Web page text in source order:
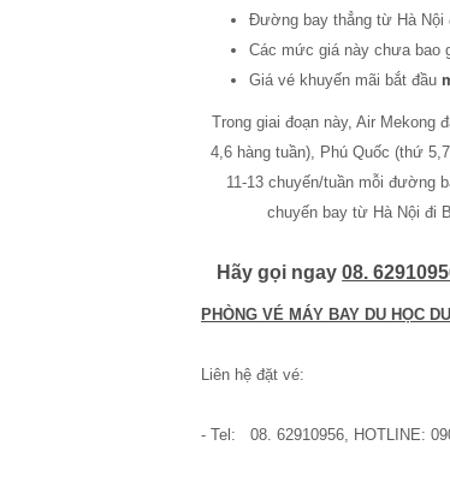
Đường bay thẳng từ Hà Nội
Các mức giá này chưa bao
Giá vé khuyến mãi bắt đầu
Trong giai đoạn này, Air Mekong
4,6 hàng tuần), Phú Quốc (thứ
11-13 chuyến/tuần mỗi đường
chuyến bay từ Hà Nội đi
Hãy gọi ngay08.
PHÒNG VÉ MÁY BAY DU HỌC
Liên hệ đặt vé:
- Tel: 08. 62910956, HOTLINE: